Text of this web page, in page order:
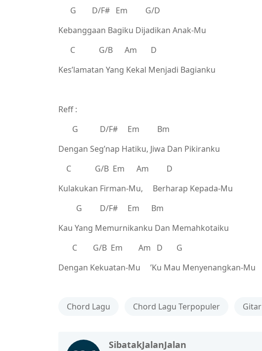
G D/F# Em G/D
Kebanggaan Bagiku Dijadikan Anak-Mu
C G/B Am D
Kes’lamatan Yang Kekal Menjadi Bagianku
Reff :
G D/F# Em Bm
Dengan Seg’nap Hatiku, Jiwa Dan Pikiranku
C G/B Em Am D
Kulakukan Firman-Mu, Berharap Kepada-Mu
G D/F# Em Bm
Kau Yang Memurnikanku Dan Memahkotaiku
C G/B Em Am D G
Dengan Kekuatan-Mu ’Ku Mau Menyenangkan-Mu
Chord Lagu Chord Lagu Terpopuler Gitar
SibatakJalanJalan